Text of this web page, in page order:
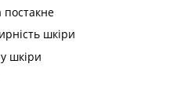
постакне
шкіри
шкіри